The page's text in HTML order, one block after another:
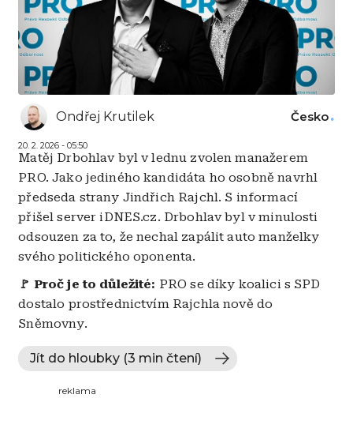
Ondřej Krutilek
20. 2. 2026 - 05:50
Česko
Matěj Drbohlav byl v lednu zvolen manažerem
PRO. Jako jediného kandidáta ho osobně navrhl
předseda strany Jindřich Rajchl. S informací
přišel server iDNES.cz. Drbohlav byl v minulosti
odsouzen za to, že nechal zapálit auto manželky
svého politického oponenta.
🚩 Proč je to důležité: PRO se díky koalici s SPD
dostalo prostřednictvím Rajchla nově do
Sněmovny.
Jít do hloubky (3 min čtení)
reklama